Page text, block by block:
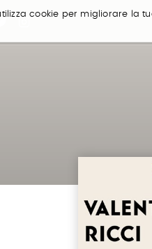
cookie per migliorare la